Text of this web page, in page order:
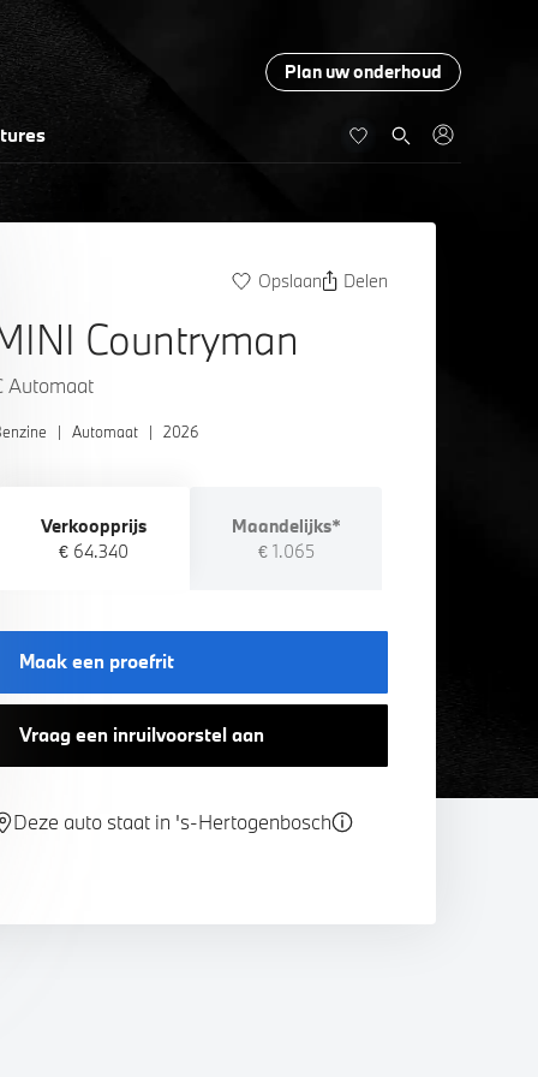
Plan uw onderhoud
Opslaan Delen
Countryman
Automaat
| Automaat | 2026
Verkoopprijs
€ 64.340
Maandelijks*
€ 1.065
Maak een proefrit
Vraag een inruilvoorstel aan
Deze auto staat in 's-Hertogenbosch